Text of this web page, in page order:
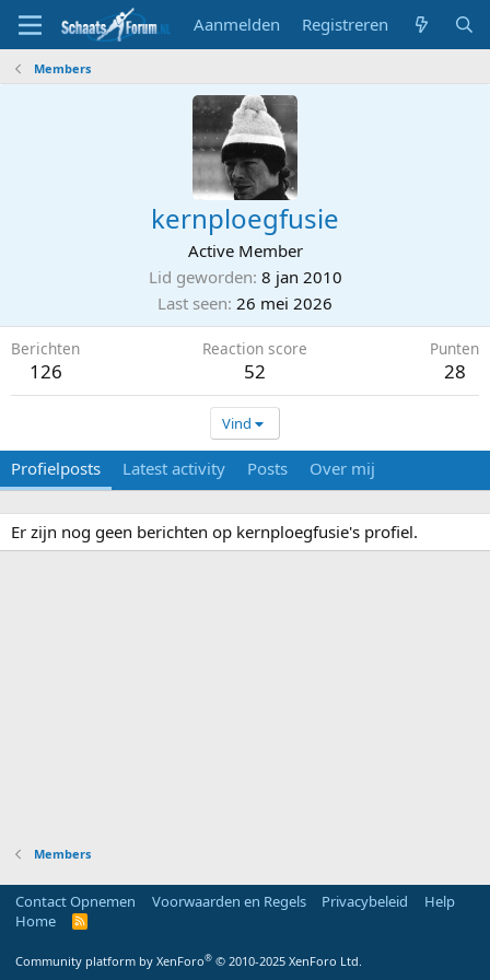
Aanmelden Registreren
Members
kernploegfusie
Active Member
Lid geworden 8 jan 2010
Last seen 26 mei 2026
Berichten
126
Reaction score
52
Punten
28
Vind
Profielposts Latest activity Posts Over mij
Er zijn nog geen berichten op kernploegfusie's profiel.
Members
Contact Opnemen Voorwaarden en Regels Privacybeleid
Help
Home
R
Community platform by XenForo® © 2010-2025 XenForo Ltd.